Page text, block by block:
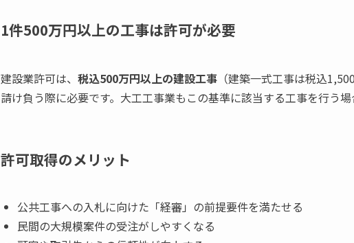
1件500万円以上の工事は許可が必要
建設業許可は、 税込500万円以上の建設工事 （建築一式工事は税込
請け負う際に必要です。大工工事業もこの基準に該当する工事を行う場
許可取得のメリット
公共工事への入札に向けた「経審」の前提要件を満たせる
民間の大規模案件の受注がしやすくなる